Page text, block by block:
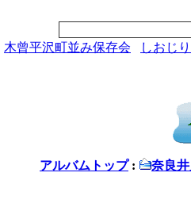
木曾平沢町並み保存会
しおじ
アルバムトップ: 奈良